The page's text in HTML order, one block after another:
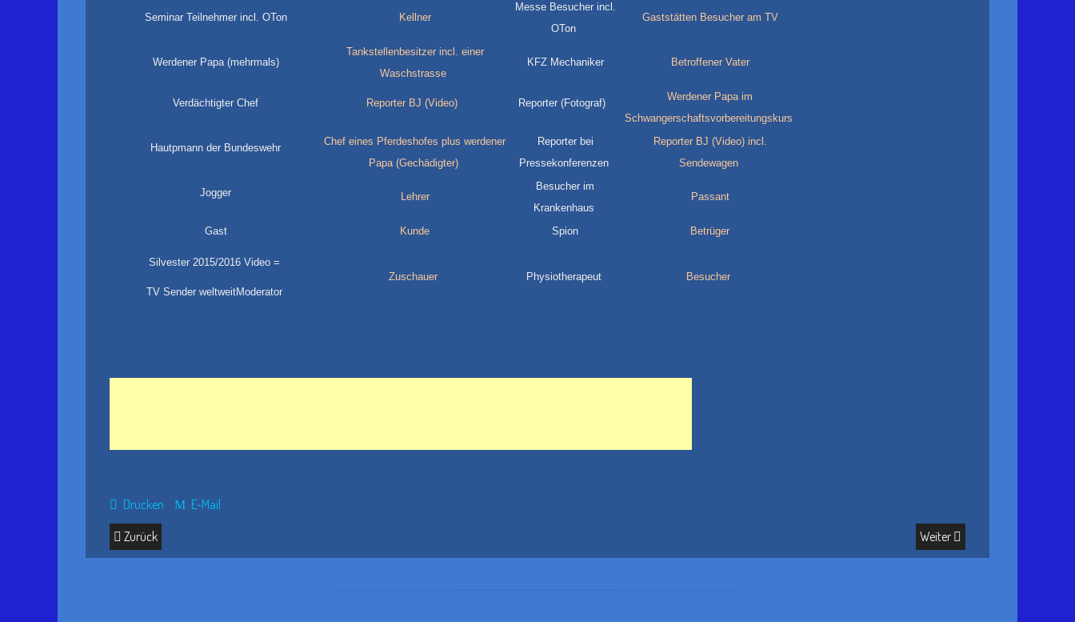
Seminar Teilnehmer incl. OTon Kellner
Messe Besucher incl.
OTon
Gaststätten Besucher am TV
Werdener Papa (mehrmals)
Tankstellenbesitzer incl. einer
Waschstrasse
KFZ Mechaniker Betroffener Vater
Verdächtigter Chef Reporter BJ (Video) Reporter (Fotograf)
Werdener Papa im
Schwangerschaftsvorbereitungskurs
Hautpmann der Bundeswehr
Chef eines Pferdeshofes plus werdener
Papa (Gechädigter)
Reporter bei
Pressekonferenzen
Reporter BJ (Video) incl.
Sendewagen
Jogger Lehrer
Besucher im
Krankenhaus
Passant
Gast Kunde Spion Betrüger
Silvester 2015/2016 Video =
TV Sender weltweitModerator
Zuschauer Physiotherapeut Besucher
Drucken
E-Mail
Zurück
Weiter